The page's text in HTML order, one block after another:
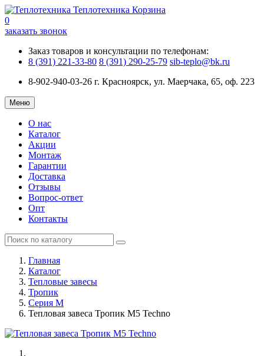
Теплотехника Корзина
0
заказать звонок
Заказ товаров и консультации по телефонам:
8 (391) 221-33-80 8 (391) 290-25-79 sib-teplo@bk.ru
8-902-940-03-26 г. Красноярск, ул. Маерчака, 65, оф. 223
Меню
О нас
Каталог
Акции
Монтаж
Гарантии
Доставка
Отзывы
Вопрос-ответ
Опт
Контакты
Главная
Каталог
Тепловые завесы
Тропик
Серия М
Тепловая завеса Тропик М5 Techno